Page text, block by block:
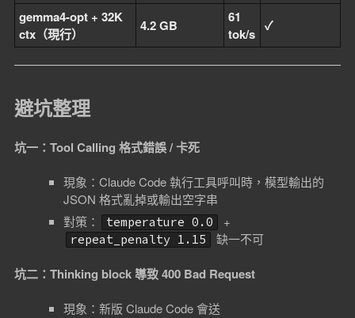
gemma4-opt + 32K
ctx（現行）
4.2 GB
61
tok/s ✓
避坑整理
坑一：Tool Calling 格式錯誤 / 卡死
現象：Claude Code 執行工具呼叫時，模型輸出的
JSON 格式亂掉或輸出空字串
對策：
temperature 0.0 +
repeat_penalty 1.15 缺一不可
坑二：Thinking block 導致 400 Bad Request
現象：新版 Claude Code 會送